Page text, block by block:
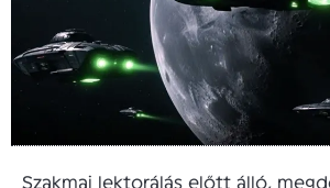
Szakmai lektorálás előtt álló,